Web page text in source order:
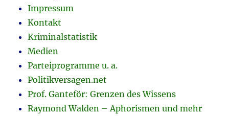
Impressum
Kontakt
Kriminalstatistik
Medien
Parteiprogramme u. a.
Politikversagen.net
Prof. Ganteför: Grenzen des Wissens
Raymond Walden – Aphorismen und mehr